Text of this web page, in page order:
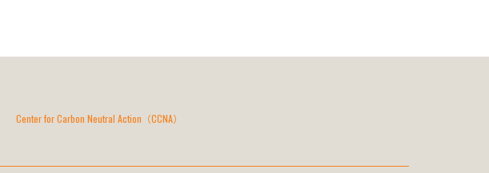
Center for Carbon Neutral Action（CCNA）